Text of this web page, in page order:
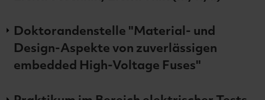
Doktorandenstelle "Material- und
Design-Aspekte von zuverlässigen
embedded High-Voltage Fuses"